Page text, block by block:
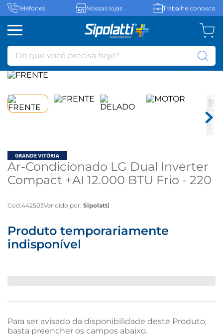
Telefones Nossas lojas Trabalhe conosco
Do que você precisa hoje?
Ar-Condicionado LG Dual Inverter
Compact +AI 12.000 BTU Frio - 220
Cod:442503Vendido por: Sipolatti
Produto temporariamente
indisponível
Para ser avisado da disponibilidade deste Produto,
basta preencher os campos abaixo.